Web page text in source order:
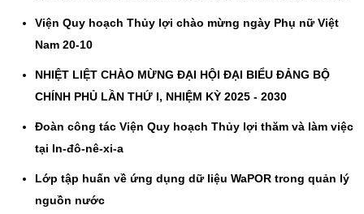
Viện Quy hoạch Thủy lợi chào mừng ngày Phụ nữ Việt
Nam 20-10
NHIỆT LIỆT CHÀO MỪNG ĐẠI HỘI ĐẠI BIỂU ĐẢNG BỘ
CHÍNH PHỦ LẦN THỨ I, NHIỆM KỲ 2025 - 2030
Đoàn công tác Viện Quy hoạch Thủy lợi thăm và làm việc
tại In-đô-nê-xi-a
Lớp tập huấn về ứng dụng dữ liệu WaPOR trong quản lý
nguồn nước